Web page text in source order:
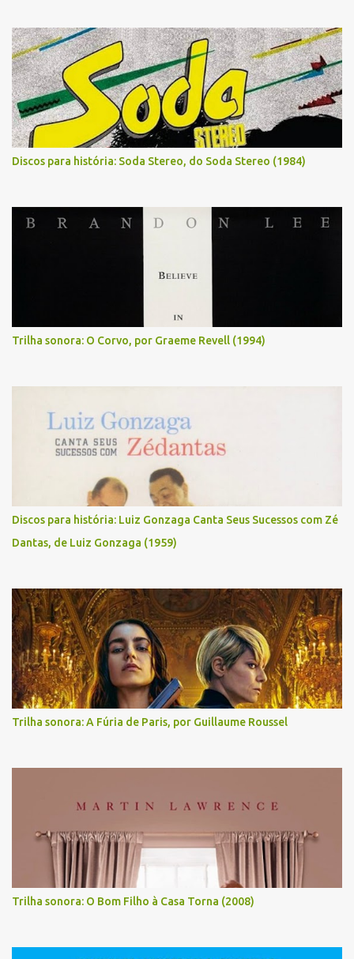
Discos para história: Soda Stereo, do Soda Stereo (1984)
Trilha sonora: O Corvo, por Graeme Revell (1994)
Discos para história: Luiz Gonzaga Canta Seus Sucessos com Zé
Dantas, de Luiz Gonzaga (1959)
Trilha sonora: A Fúria de Paris, por Guillaume Roussel
Trilha sonora: O Bom Filho à Casa Torna (2008)